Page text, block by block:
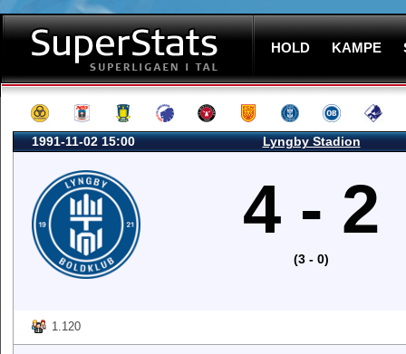
HOLD KAMPE
1991-11-02 15:00 Lyngby Stadion
4 - 2
(3 - 0)
1.120